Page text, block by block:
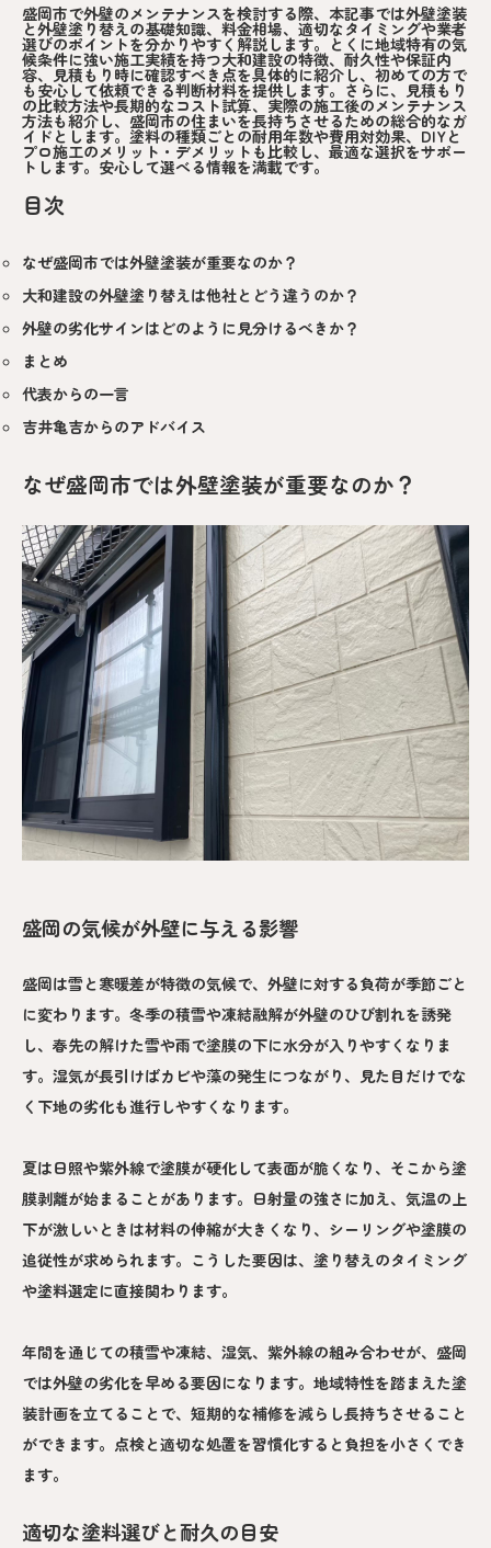
盛岡市で外壁のメンテナンスを検討する際、本記事では外壁塗装
と外壁塗り替えの基礎知識、料金相場、適切なタイミングや業者
選びのポイントを分かりやすく解説します。とくに地域特有の気
候条件に強い施工実績を持つ大和建設の特徴、耐久性や保証内
容、見積もり時に確認すべき点を具体的に紹介し、初めての方で
も安心して依頼できる判断材料を提供します。さらに、見積もり
の比較方法や長期的なコスト試算、実際の施工後のメンテナンス
方法も紹介し、盛岡市の住まいを長持ちさせるための総合的なガ
イドとします。塗料の種類ごとの耐用年数や費用対効果、DIYと
プロ施工のメリット・デメリットも比較し、最適な選択をサポー
トします。安心して選べる情報を満載です。
目次
なぜ盛岡市では外壁塗装が重要なのか？
大和建設の外壁塗り替えは他社とどう違うのか？
外壁の劣化サインはどのように見分けるべきか？
まとめ
代表からの一言
吉井亀吉からのアドバイス
なぜ盛岡市では外壁塗装が重要なのか？
盛岡の気候が外壁に与える影響
盛岡は雪と寒暖差が特徴の気候で、外壁に対する負荷が季節ごと
に変わります。冬季の積雪や凍結融解が外壁のひび割れを誘発
し、春先の解けた雪や雨で塗膜の下に水分が入りやすくなりま
す。湿気が長引けばカビや藻の発生につながり、見た目だけでな
く下地の劣化も進行しやすくなります。
夏は日照や紫外線で塗膜が硬化して表面が脆くなり、そこから塗
膜剥離が始まることがあります。日射量の強さに加え、気温の上
下が激しいときは材料の伸縮が大きくなり、シーリングや塗膜の
追従性が求められます。こうした要因は、塗り替えのタイミング
や塗料選定に直接関わります。
年間を通じての積雪や凍結、湿気、紫外線の組み合わせが、盛岡
では外壁の劣化を早める要因になります。地域特性を踏まえた塗
装計画を立てることで、短期的な補修を減らし長持ちさせること
ができます。点検と適切な処置を習慣化すると負担を小さくでき
ます。
適切な塗料選びと耐久の目安